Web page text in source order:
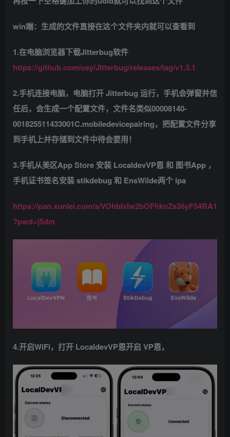
win端：生成的文件直接在这个文件夹内就可以查看到
1.在电脑浏览器下载Jitterbug软件
https://github.com/osy/Jitterbug/releases/tag/v1.3.1
2.手机连接电脑，电脑打开 Jitterbug 运行，手机会弹窗并信
任后，会生成一个配置文件，文件名类似00008140-
001825511433001C.mobiledevicepairing，把配置文件分享
到手机上并存储到文件中待会要用！
3.手机从美区App Store 安装 LocaldevVP恩 和 图书App ，
手机证书签名安装 stikdebug 和 EnsWilde两个 ipa
https://pan.xunlei.com/s/VOhblxIw2bOFhknZs36yF54RA1
?pwd=j5dm
4.开启WiFi，打开 LocaldevVP恩开启 VP恩，